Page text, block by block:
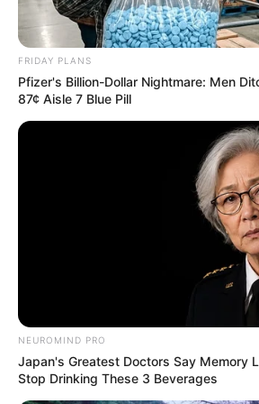
Погода
Ужгород
влажность:
sinoptik.ua
Попит на нерухомість в
аналітика девелопера
загальнонаціональний інтерес
FRIDAY PLANS
Pfizer's Billion-Dollar Nightmare: Men
87¢ Aisle 7 Blue Pill
NEUROMIND PRO
Japan's Greatest Doctors Say Memory
Stop Drinking These 3 Beverages